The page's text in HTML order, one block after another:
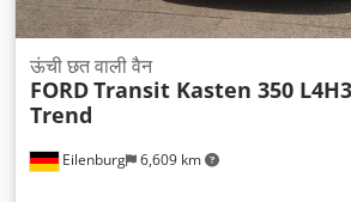
Eilenburg 6,609 km
ऊंची छत वाली वैन
FORDTransit Kasten 350 L4H3
Trend